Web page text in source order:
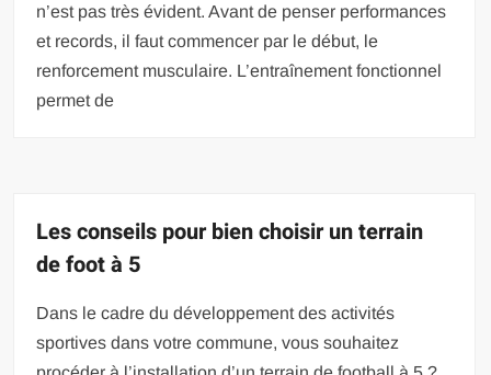
n’est pas très évident. Avant de penser performances
et records, il faut commencer par le début, le
renforcement musculaire. L’entraînement fonctionnel
permet de
Les conseils pour bien choisir un terrain
de foot à 5
Dans le cadre du développement des activités
sportives dans votre commune, vous souhaitez